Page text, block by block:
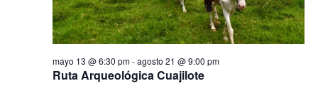
a
y
Ruta Arqueológica Cuajilote
mayo 13 @ 6:30 pm-agosto 21 @ 9:00 pm